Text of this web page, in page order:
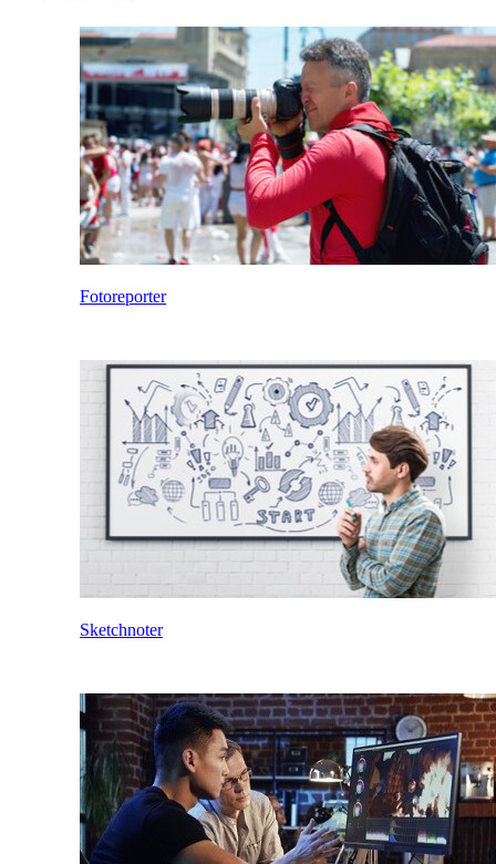
Fotoreporter
Sketchnoter